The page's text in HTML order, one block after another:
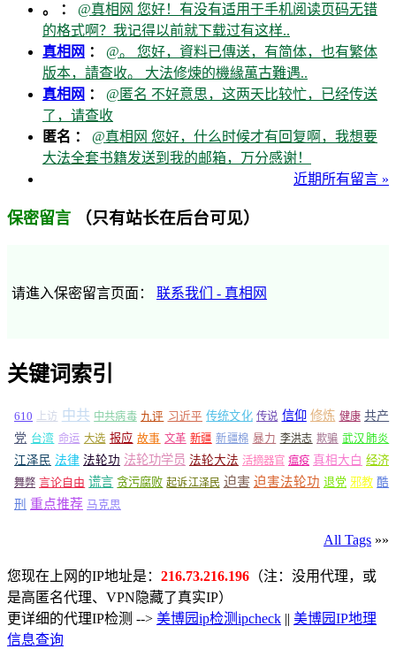
。 ： @真相网 您好！有没有适用于手机阅读页码无错
的格式啊？我记得以前就下载过有这样..
真相网 ： @。 您好，資料已傳送，有简体，也有繁体
版本，請查收。 大法修煉的機緣萬古難遇..
真相网 ： @匿名 不好意思，这两天比较忙，已经传送
了，请查收
匿名 ： @真相网 您好，什么时候才有回复啊，我想要
大法全套书籍发送到我的邮箱，万分感谢！
近期所有留言 »
保密留言 （只有站长在后台可见）
请進入保密留言页面： 联系我们 - 真相网
关键词索引
610 上访 中共 中共病毒 九评 习近平 传统文化 传说 信仰 修炼 健康 共产
党 台湾 命运 大选 报应 故事 文革 新疆 新疆棉 暴力 李洪志 欺骗 武汉肺炎
江泽民 法律 法轮功 法轮功学员 法轮大法 活摘器官 瘟疫 真相大白 经济
舞弊 言论自由 谎言 贪污腐败 起诉江泽民 迫害 迫害法轮功 退党 邪教 酷
刑 重点推荐 马克思
All Tags »»
您现在上网的IP地址是： 216.73.216.196 （注：没用代理，或
是高匿名代理、VPN隐藏了真实IP）
更详细的代理IP检测 --> 美博园ip检测ipcheck || 美博园IP地理
信息查询